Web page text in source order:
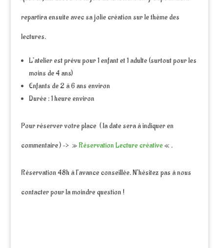
repartira ensuite avec sa jolie création sur le thème des
lectures.
L’atelier est prévu pour 1 enfant et 1 adulte (surtout pour les
moins de 4 ans)
Enfants de 2 à 6 ans environ
Durée : 1 heure environ
Pour réserver votre place ( la date sera à indiquer en
commentaire ) –> »Réservation Lecture créative« .
Réservation 48h à l’avance conseillée. N’hésitez pas à nous
contacter pour la moindre question !